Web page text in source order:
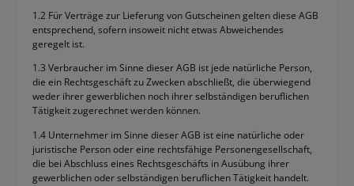
1.2 Für Verträge zur Lieferung von Gutscheinen gelten diese AGB
entsprechend, sofern insoweit nicht etwas Abweichendes
geregelt ist.
1.3 Verbraucher im Sinne dieser AGB ist jede natürliche Person,
die ein Rechtsgeschäft zu Zwecken abschließt, die überwiegend
weder ihrer gewerblichen noch ihrer selbständigen beruflichen
Tätigkeit zugerechnet werden können.
1.4 Unternehmer im Sinne dieser AGB ist eine natürliche oder
juristische Person oder eine rechtsfähige Personengesellschaft,
die bei Abschluss eines Rechtsgeschäfts in Ausübung ihrer
gewerblichen oder selbständigen beruflichen Tätigkeit handelt.